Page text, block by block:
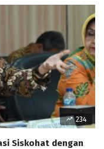
234
Siskohat dengan